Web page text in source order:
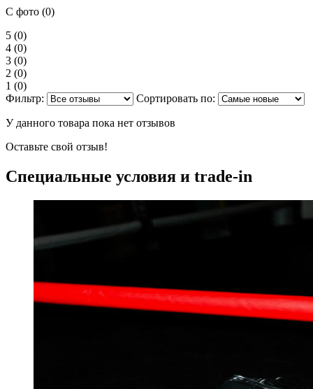
С фото (0)
5 (0)
4 (0)
3 (0)
2 (0)
1 (0)
Фильтр:
Сортировать по:
У данного товара пока нет отзывов
Оставьте свой отзыв!
Специальные условия и trade-in